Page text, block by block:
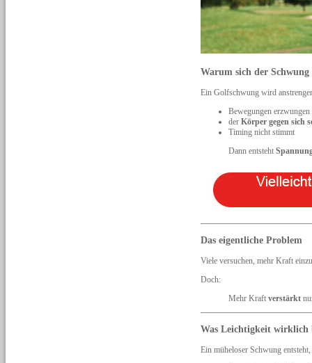
Warum sich der
Ein Golfschwung wird
Bewegungen erzwungen
der Körper gegen sich
Timing nicht stimmt
Dann entsteht
Das eigentliche Problem
Viele versuchen, mehr Kraft
Doch:
Mehr Kraft verstärkt
Was Leichtigkeit wirklich
Ein müheloser Schwung